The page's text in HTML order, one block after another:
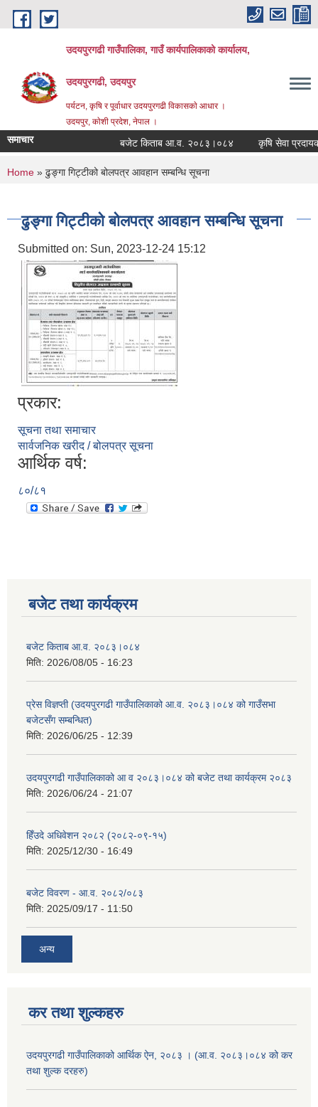
Skip to main content
उदयपुरगढी गाउँपालिका, गाउँ कार्यपालिकाको कार्यालय,
उदयपुरगढी, उदयपुर
पर्यटन, कृषि र पूर्वाधार उदयपुरगढी विकासकाे आधार ।
उदयपुर, काेशी प्रदेश, नेपाल ।
समाचार बजेट किताब आ.व. २०८३।०८४ कृषि सेवा
You are here
Home » ढुङ्गा गिट्टीको बोलपत्र आवहान सम्बन्धि सूचना
ढुङ्गा गिट्टीको बोलपत्र आवहान सम्बन्धि सूचना
Submitted on: Sun, 2023-12-24 15:12
प्रकार:
सूचना तथा समाचार
सार्वजनिक खरीद / बोलपत्र सूचना
आर्थिक वर्ष:
८०/८१
बजेट तथा कार्यक्रम
बजेट किताब आ.व. २०८३।०८४
मिति: 2026/08/05 - 16:23
प्रेस विज्ञप्ती (उदयपुरगढी गाउँपालिकाको आ.व. २०८३।०८४ को गाउँसभा
बजेटसँग सम्बन्धित)
मिति: 2026/06/25 - 12:39
उदयपुरगढी गाउँपालिकाको आ व २०८३।०८४ को बजेट तथा कार्यक्रम २०८३
मिति: 2026/06/24 - 21:07
हिँउदे अधिवेशन २०८२ (२०८२-०९-१५)
मिति: 2025/12/30 - 16:49
बजेट विवरण - आ.व. २०८२/०८३
मिति: 2025/09/17 - 11:50
अन्य
कर तथा शुल्कहरु
उदयपुरगढी गाउँपालिकाको आर्थिक ऐन, २०८३ । (आ.व. २०८३।०८४ को कर
तथा शुल्क दरहरु)